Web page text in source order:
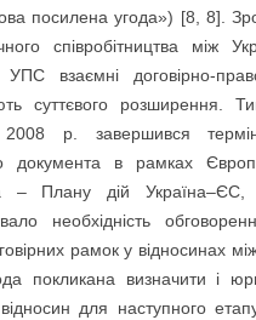
посилена угода») [8, 8].
співробітництва між
взаємні договірно-
суттєвого розширення.
р. завершився
документа в рамках
– Плану дій
необхідність
рамок у відносинах
покликана визначити і
для наступного етапу